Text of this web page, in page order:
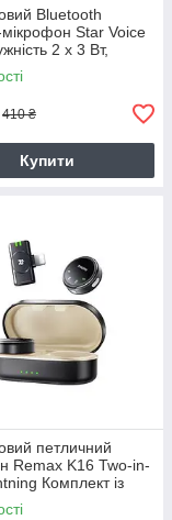
Bluetooth
мікрофон Star Voice
2 х 3 Вт,
410 ₴
Купити
петличний
Remax K16 Two-in-
Комплект із
кейсом